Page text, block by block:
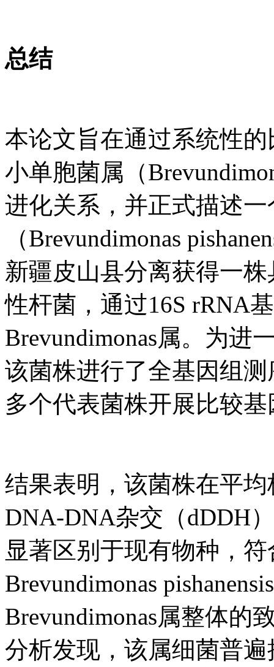
总结
本论文旨在通过系统性
小单胞菌属（
进化关系，并正式描述
（Brevundimonas
新疆皮山县分离获得一
性杆菌，通过16S rRNA
Brevundimonas属。为进
该菌株进行了全基因组测
多个代表菌株开展比较
结果表明，该菌株在平
DNA-DNA杂交（dDDH
显著区别于现有物种，
Brevundimonas
Brevundimonas属整体的
分析发现，该属细菌普